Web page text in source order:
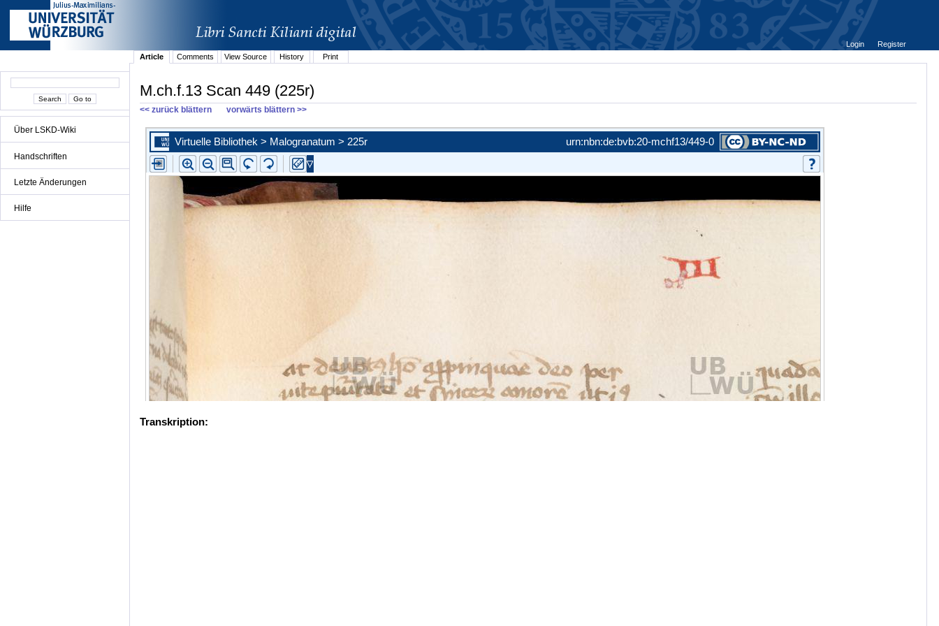
Über LSKD-Wiki
Handschriften
Letzte Änderungen
Hilfe
Login
Register
Article
Comments View Source History Print
M.ch.f.13 Scan 449 (225r)
<< zurück blättern vorwärts blättern >>
Transkription: